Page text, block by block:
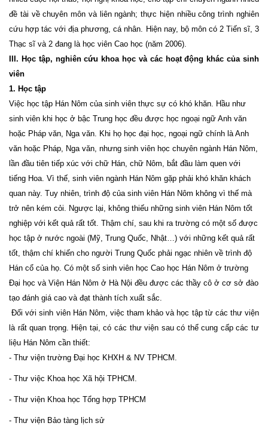
đề tài về chuyên môn và liên ngành; thực hiện nhiều công trình nghiên
cứu hợp tác với địa phương, cá nhân. Hiện nay, bộ môn có 2 Tiến sĩ, 3
Thạc sĩ và 2 đang là học viên Cao học (năm 2006).
III. Học tập, nghiên cứu khoa học và các hoạt động khác của sinh
viên
1. Học tập
Việc học tập Hán Nôm của sinh viên thực sự có khó khăn. Hầu như
sinh viên khi học ở bậc Trung học đều được học ngoại ngữ Anh văn
hoặc Pháp văn, Nga văn. Khi họ học đại học, ngoại ngữ chính là Anh
văn hoặc Pháp, Nga văn, nhưng sinh viên học chuyên ngành Hán Nôm,
lần đầu tiên tiếp xúc với chữ Hán, chữ Nôm, bắt đầu làm quen với
tiếng Hoa. Vì thế, sinh viên ngành Hán Nôm gặp phải khó khăn khách
quan này. Tuy nhiên, trình độ của sinh viên Hán Nôm không vì thế mà
trở nên kém cỏi. Ngược lại, không thiếu những sinh viên Hán Nôm tốt
nghiệp với kết quả rất tốt. Thậm chí, sau khi ra trường có một số được
học tập ở nước ngoài (Mỹ, Trung Quốc, Nhật…) với những kết quả rất
tốt, thậm chí khiến cho người Trung Quốc phải ngạc nhiên về trình độ
Hán cổ của họ. Có một số sinh viên học Cao học Hán Nôm ở trường
Đại học và Viện Hán Nôm ở Hà Nội đều được các thầy cô ở cơ sở đào
tạo đánh giá cao và đạt thành tích xuất sắc.
Đối với sinh viên Hán Nôm, việc tham khảo và học tập từ các thư viện
là rất quan trọng. Hiện tại, có các thư viện sau có thể cung cấp các tư
liệu Hán Nôm cần thiết:
- Thư viện trường Đại học KHXH & NV TPHCM.
- Thư việc Khoa học Xã hội TPHCM.
- Thư viện Khoa học Tổng hợp TPHCM
- Thư viện Bảo tàng lịch sử